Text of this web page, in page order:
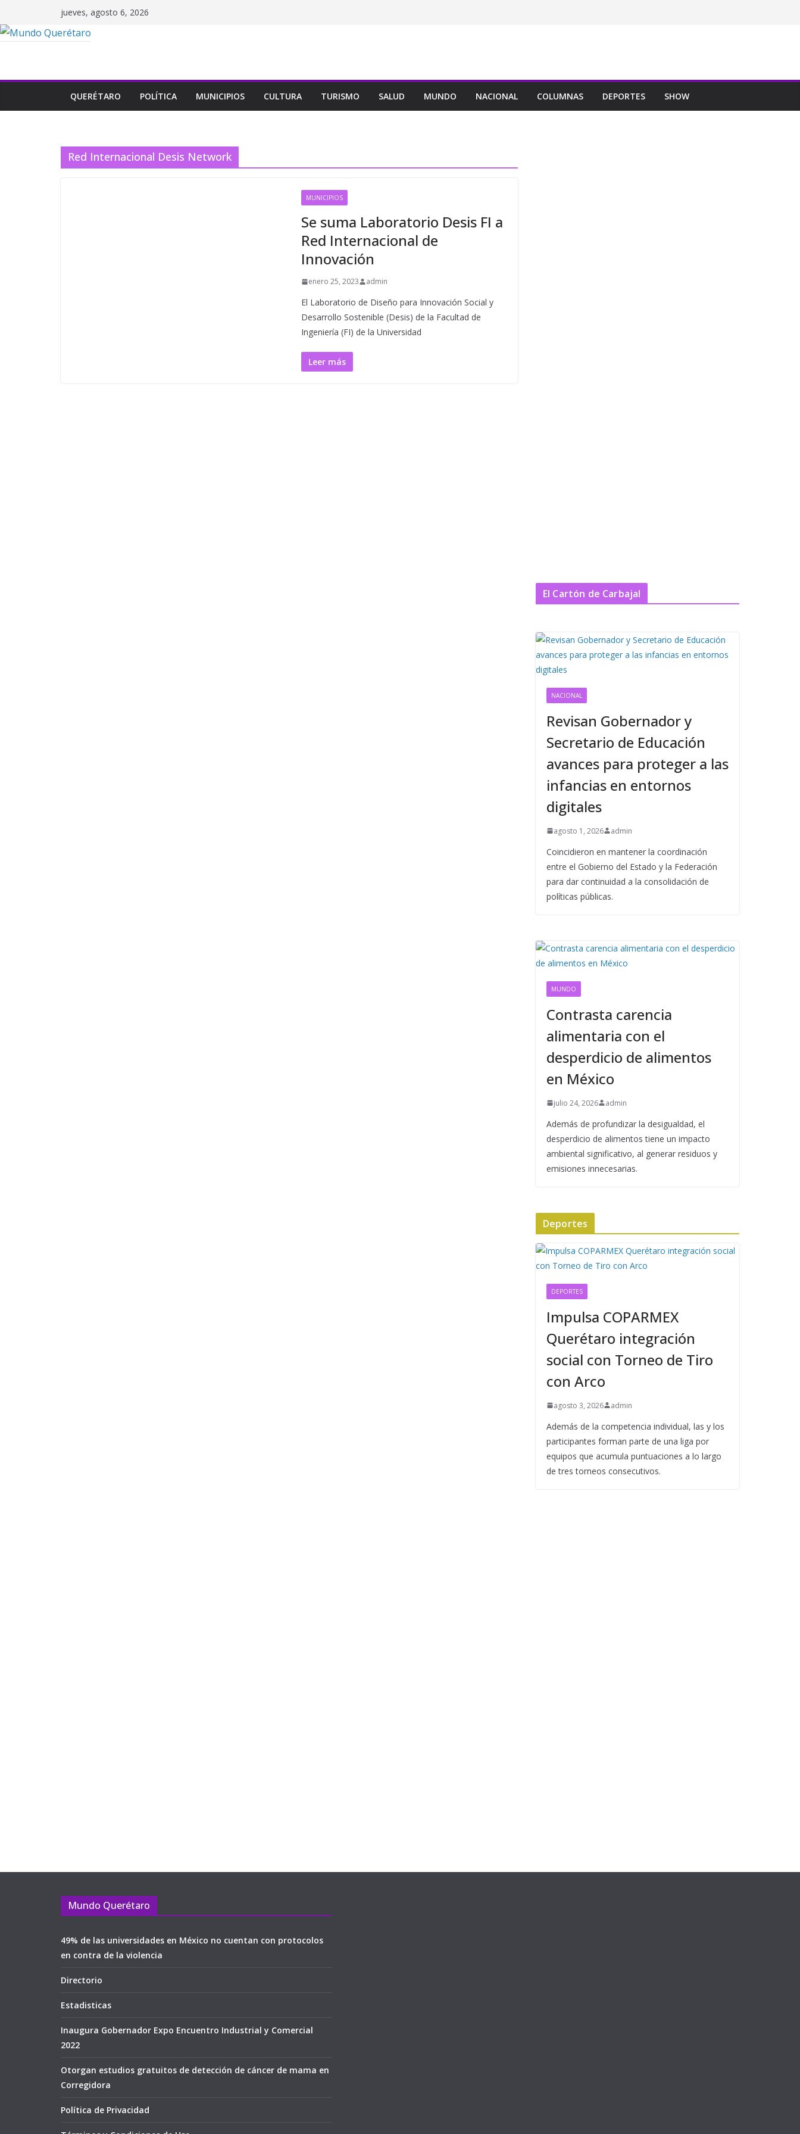
al
contenido
jueves, agosto 6, 2026
QUERÉTARO POLÍTICA MUNICIPIOS CULTURA TURISMO SALUD MUNDO NACIONAL COLUMNAS DEPORTES SHOW
Red Internacional Desis Network
MUNICIPIOS
Se suma Laboratorio Desis FI a
Red Internacional de
Innovación
enero 25, 2023 admin
El Laboratorio de Diseño para Innovación Social y
Desarrollo Sostenible (Desis) de la Facultad de
Ingeniería (FI) de la Universidad
Leer más
El Cartón de Carbajal
NACIONAL
Revisan Gobernador y
Secretario de Educación
avances para proteger a las
infancias en entornos
digitales
agosto 1, 2026 admin
Coincidieron en mantener la coordinación
entre el Gobierno del Estado y la Federación
para dar continuidad a la consolidación de
políticas públicas.
MUNDO
Contrasta carencia
alimentaria con el
desperdicio de alimentos
en México
julio 24, 2026 admin
Además de profundizar la desigualdad, el
desperdicio de alimentos tiene un impacto
ambiental significativo, al generar residuos y
emisiones innecesarias.
Deportes
DEPORTES
Impulsa COPARMEX
Querétaro integración
social con Torneo de Tiro
con Arco
agosto 3, 2026 admin
Además de la competencia individual, las y los
participantes forman parte de una liga por
equipos que acumula puntuaciones a lo largo
de tres torneos consecutivos.
Mundo Querétaro
49% de las universidades en México no cuentan con protocolos
en contra de la violencia
Directorio
Estadisticas
Inaugura Gobernador Expo Encuentro Industrial y Comercial
2022
Otorgan estudios gratuitos de detección de cáncer de mama en
Corregidora
Política de Privacidad